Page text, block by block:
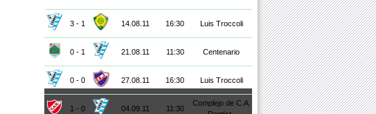
3 - 1 14.08.11 16:30 Luis Troccoli
0 - 1 21.08.11 11:30 Centenario
0 - 0 27.08.11 16:30 Luis Troccoli
1 - 0 04.09.11 11:30
Complejo de C.A.